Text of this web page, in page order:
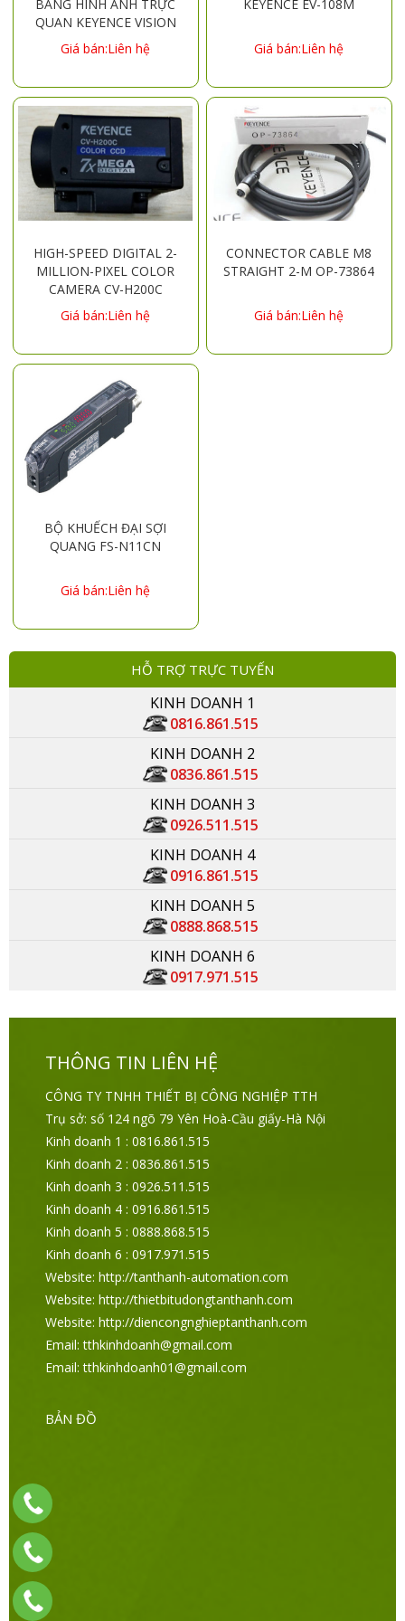
BẰNG HÌNH ẢNH TRỰC
QUAN KEYENCE VISION
SYSTEMS CV-X150F
Giá bán:Liên hệ
KEYENCE EV-108M
Giá bán:Liên hệ
HIGH-SPEED DIGITAL 2-
MILLION-PIXEL COLOR
CAMERA CV-H200C
Giá bán:Liên hệ
CONNECTOR CABLE M8
STRAIGHT 2-M OP-73864
Giá bán:Liên hệ
BỘ KHUẾCH ĐẠI SỢI
QUANG FS-N11CN
Giá bán:Liên hệ
HỖ TRỢ TRỰC TUYẾN
KINH DOANH 1
0816.861.515
KINH DOANH 2
0836.861.515
KINH DOANH 3
0926.511.515
KINH DOANH 4
0916.861.515
KINH DOANH 5
0888.868.515
KINH DOANH 6
0917.971.515
THÔNG TIN LIÊN HỆ
CÔNG TY TNHH THIẾT BỊ CÔNG NGHIỆP TTH
Trụ sở: số 124 ngõ 79 Yên Hoà-Cầu giấy-Hà Nội
Kinh doanh 1 : 0816.861.515
Kinh doanh 2 : 0836.861.515
Kinh doanh 3 : 0926.511.515
Kinh doanh 4 : 0916.861.515
Kinh doanh 5 : 0888.868.515
Kinh doanh 6 : 0917.971.515
Website: http://tanthanh-automation.com
Website: http://thietbitudongtanthanh.com
Website: http://diencongnghieptanthanh.com
Email: tthkinhdoanh@gmail.com
Email: tthkinhdoanh01@gmail.com
BẢN ĐỒ